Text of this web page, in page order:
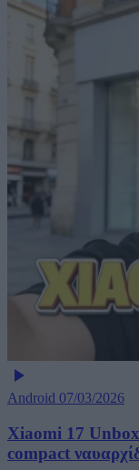
Android 07/03/2026
Xiaomi 17
compact